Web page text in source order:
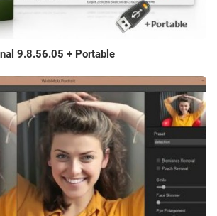
9.8.56.05 + Portable